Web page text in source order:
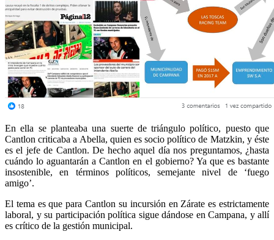
En ella se planteaba una suerte de triángulo político, puesto que
Cantlon criticaba a Abella, quien es socio político de Matzkin, y éste
es el jefe de Cantlon. De hecho aquel día nos preguntamos, ¿hasta
cuándo lo aguantarán a Cantlon en el gobierno? Ya que es bastante
insostenible, en términos políticos, semejante nivel de ‘fuego
amigo’.
El tema es que para Cantlon su incursión en Zárate es estrictamente
laboral, y su participación política sigue dándose en Campana, y allí
es crítico de la gestión municipal.